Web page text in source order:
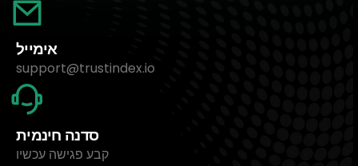
אימייל
support@trustindex.io
סדנה חינמית
קבע פגישה עכשיו